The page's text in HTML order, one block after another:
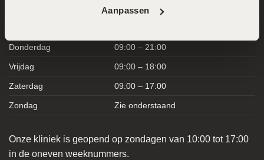
Aanpassen
09:00 – 21:00
Donderdag 09:00 – 21:00
Vrijdag 09:00 – 18:00
Zaterdag 09:00 – 17:00
Zondag Zie onderstaand
Onze kliniek is geopend op zondagen van 10:00 tot 17:00
in de oneven weeknummers.